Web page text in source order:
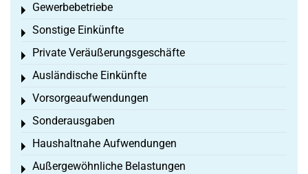
Gewerbebetriebe
Toggle menu
Sonstige Einkünfte
Toggle menu
Private Veräußerungsgeschäfte
Toggle menu
Ausländische Einkünfte
Toggle menu
Vorsorgeaufwendungen
Toggle menu
Sonderausgaben
Toggle menu
Haushaltnahe Aufwendungen
Toggle menu
Außergewöhnliche Belastungen
Toggle menu